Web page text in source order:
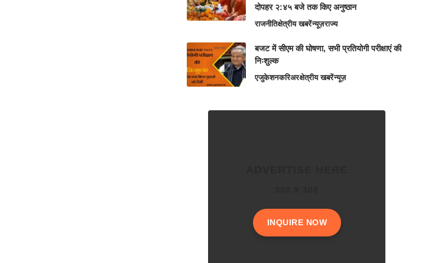
दोपहर २:४५ बजे तक किए अनुष्ठान
राजनीतिक्षेत्रीय खबरेंन्यूज़राज्य
बजट में सीएम की घोषणा, सभी प्रतियोगी परीक्षाएं की
निःशुल्क
एजुकेशनकरिअरक्षेत्रीय खबरेंन्यूज़
INQUIRE NOW